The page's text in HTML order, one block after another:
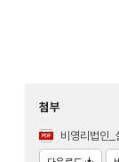
첨부
비영리법인